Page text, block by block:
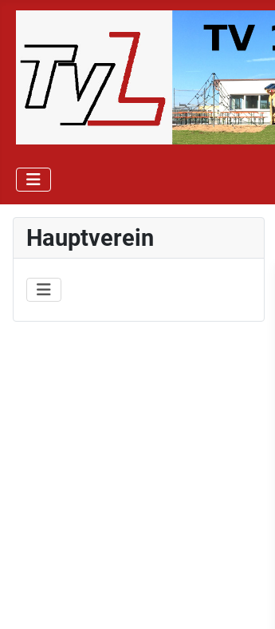
Hauptverein